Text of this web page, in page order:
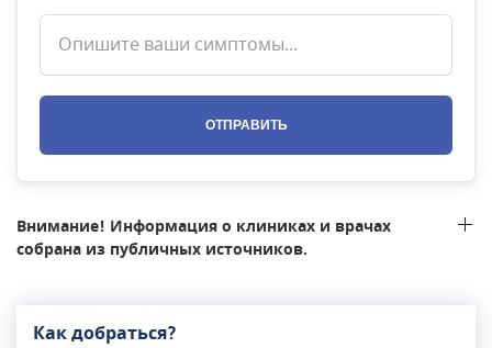
ОТПРАВИТЬ
Внимание! Информация о клиниках и врачах
собрана из публичных источников.
Как добраться?